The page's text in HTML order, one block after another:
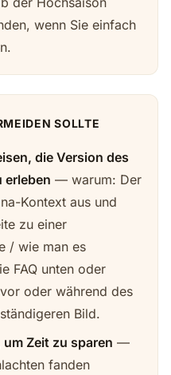
wenn Sie einfach
SOLLTE
die Version des
erleben — warum: Der
Kontext aus und
zu einer
/ wie man es
FAQ unten oder
oder während des
Bild.
Zeit zu sparen —
fanden